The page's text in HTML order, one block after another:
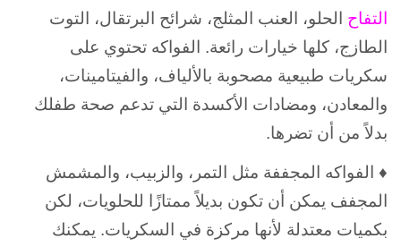
التفاح الحلو، العنب المثلج، شرائح البرتقال، التوت
الطازج، كلها خيارات رائعة. الفواكه تحتوي على
سكريات طبيعية مصحوبة بالألياف، والفيتامينات،
والمعادن، ومضادات الأكسدة التي تدعم صحة طفلك
بدلاً من أن تضرها.
♦ الفواكه المجففة مثل التمر، والزبيب، والمشمش
المجفف يمكن أن تكون بديلاً ممتازًا للحلويات، لكن
بكميات معتدلة لأنها مركزة في السكريات. يمكنك